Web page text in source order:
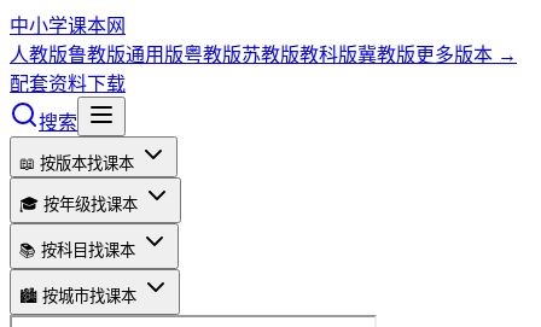
中小学课本网
人教版鲁教版通用版粤教版苏教版教科版冀教版更多版本 →
配套资料下载
搜索
📖 按版本找课本
🎓 按年级找课本
📚 按科目找课本
🏙️ 按城市找课本